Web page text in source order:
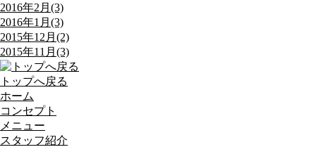
2016年2月(3)
2016年1月(3)
2015年12月(2)
2015年11月(3)
トップへ戻る
ホーム
コンセプト
メニュー
スタッフ紹介